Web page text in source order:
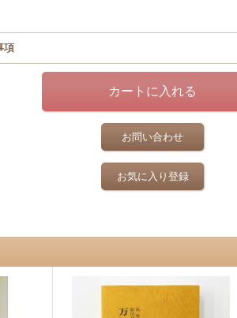
項
お問い合わせ
お気に入り登録